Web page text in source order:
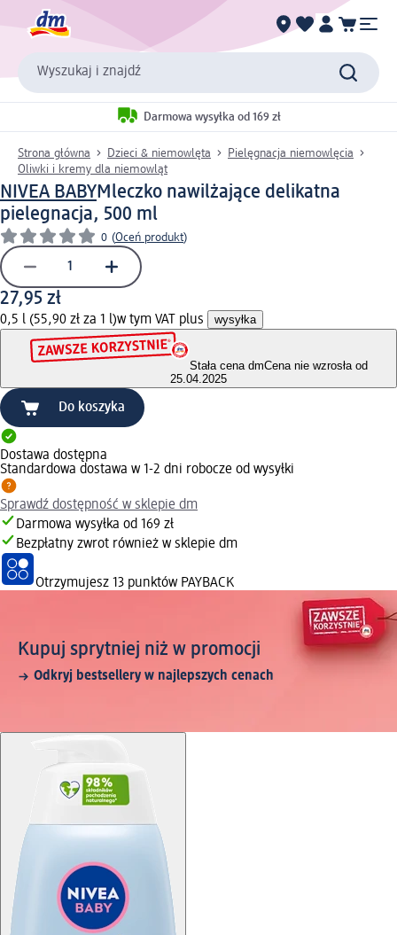
Wyszukaj i znajdź
Darmowa wysyłka od 169 zł
Strona główna Dzieci & niemowlęta
Pielęgnacja niemowlęcia
Oliwki i kremy dla niemowląt
NIVEA BABYMleczko nawilżające delikatna
pielegnacja, 500 ml
0 (Oceń produkt)
27,95 zł
0,5 l (55,90 zł za 1 l)w tym VAT plus wysyłka
Stała cena dmCena nie wzrosła od
25.04.2025
Do koszyka
Dostawa dostępna
Standardowa dostawa w 1-2 dni robocze od wysyłki
Sprawdź dostępność w sklepie dm
Darmowa wysyłka od 169 zł
Bezpłatny zwrot również w sklepie dm
Otrzymujesz 13 punktów PAYBACK
Kupuj sprytniej niż w promocji
Odkryj bestsellery w najlepszych cenach